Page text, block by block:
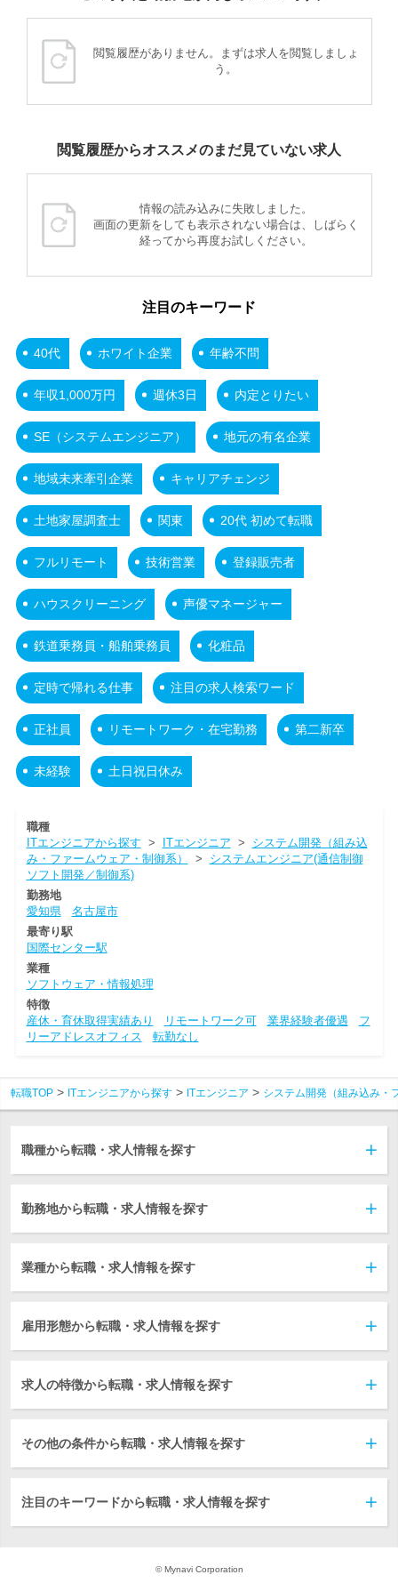
閲覧履歴がありません。まずは求人を閲覧しましょ
う。
閲覧履歴からオススメのまだ見ていない求人
情報の読み込みに失敗しました。
画面の更新をしても表示されない場合は、しばらく
経ってから再度お試しください。
注目のキーワード
40代 ホワイト企業 年齢不問
年収1,000万円 週休3日 内定とりたい
SE（システムエンジニア） 地元の有名企業
地域未来牽引企業 キャリアチェンジ
土地家屋調査士 関東 20代 初めて転職
フルリモート 技術営業 登録販売者
ハウスクリーニング 声優マネージャー
鉄道乗務員・船舶乗務員 化粧品
定時で帰れる仕事 注目の求人検索ワード
正社員 リモートワーク・在宅勤務 第二新卒
未経験 土日祝日休み
職種
ITエンジニアから探す > ITエンジニア > システム開発（組み込
み・ファームウェア・制御系）
> システムエンジニア(通信制御
ソフト開発／制御系)
勤務地
愛知県
名古屋市
最寄り駅
国際センター駅
業種
ソフトウェア・情報処理
特徴
産休・育休取得実績あり
リモートワーク可 業界経験者優遇
フ
リーアドレスオフィス
転勤なし
転職TOP ITエンジニアから探す ITエンジニア システム開発（組み込み・
職種から転職・求人情報を探す
勤務地から転職・求人情報を探す
業種から転職・求人情報を探す
雇用形態から転職・求人情報を探す
求人の特徴から転職・求人情報を探す
その他の条件から転職・求人情報を探す
注目のキーワードから転職・求人情報を探す
© Mynavi Corporation